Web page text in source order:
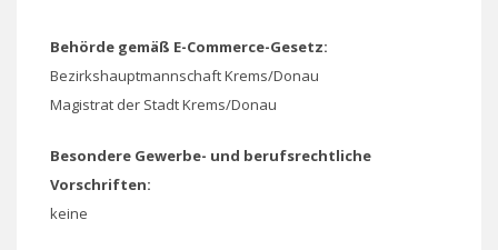
Behörde gemäß E-Commerce-Gesetz:
Bezirkshauptmannschaft Krems/Donau
Magistrat der Stadt Krems/Donau
Besondere Gewerbe- und berufsrechtliche
Vorschriften:
keine